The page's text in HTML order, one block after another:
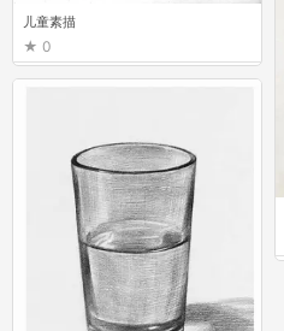
儿童素描
0